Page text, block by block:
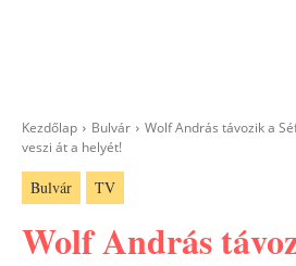
Kezdőlap Bulvár
Wolf András távozik a
veszi át a helyét!
Bulvár TV
Wolf András